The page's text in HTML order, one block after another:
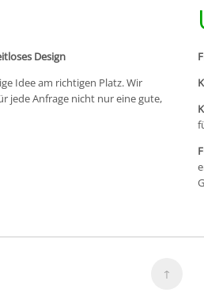
Design
Idee am richtigen Platz. Wir
jede Anfrage nicht nur eine gute,
↑